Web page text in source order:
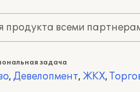
продукта всеми
задача
, Девелопмент, ЖКХ,